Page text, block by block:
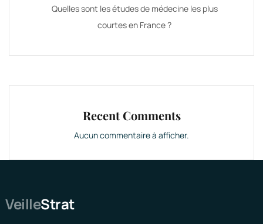
Quelles sont les études de médecine les plus
courtes en France ?
Recent Comments
Aucun commentaire à afficher.
VeilleStrat